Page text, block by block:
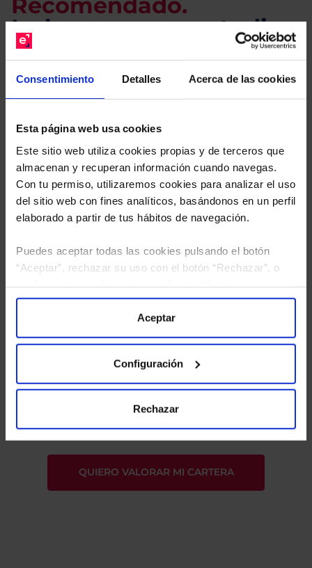
Consentimiento Detalles Acerca de las cookies
Esta página web usa cookies
Este sitio web utiliza cookies propias y de terceros que
almacenan y recuperan información cuando navegas.
Con tu permiso, utilizaremos cookies para analizar el uso
del sitio web con fines analíticos, basándonos en un perfil
elaborado a partir de tus hábitos de navegación.
Puedes aceptar todas las cookies pulsando el botón
“Aceptar”, rechazar su uso con el botón “Rechazar”, o
“Configuración”. Consulta nuestraPolítica
para más información.
Aceptar
Configuración
Rechazar
Le hacemos un estudio
gratuito de su cartera.
Descárguese el archivoe indíquenos los ISINs de
sus Fondos y nuestros expertos le enviarán un
Limpias con las que podrá ahorrar en sus costes.
He leídola política de privacidady consiento el